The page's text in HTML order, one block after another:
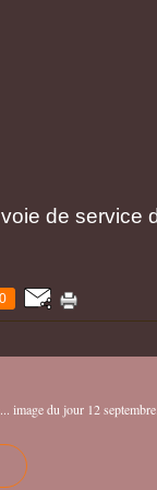
de service
0
image du jour 12